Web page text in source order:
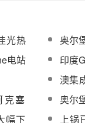
光热
奥尔
电站
印度
CSP
澳集
装就
克塞
奥尔
在丹
幅下
上锅